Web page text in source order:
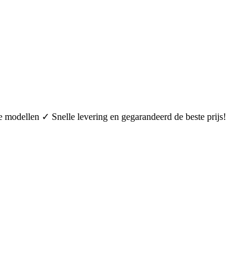
✓ Snelle levering en gegarandeerd de beste prijs!